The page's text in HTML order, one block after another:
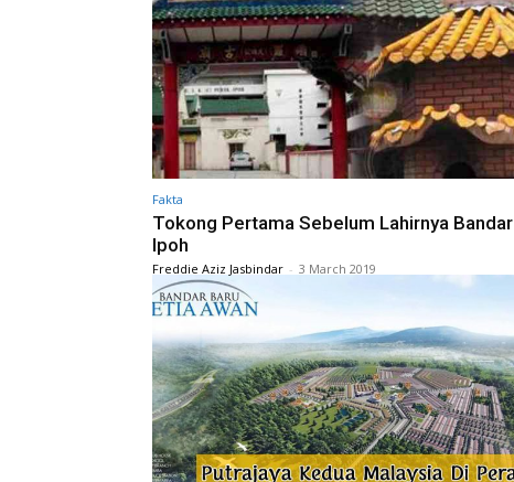
Fakta
Tokong Pertama Sebelum Lahirnya Bandar
Ipoh
Freddie Aziz Jasbindar - 3 March 2019